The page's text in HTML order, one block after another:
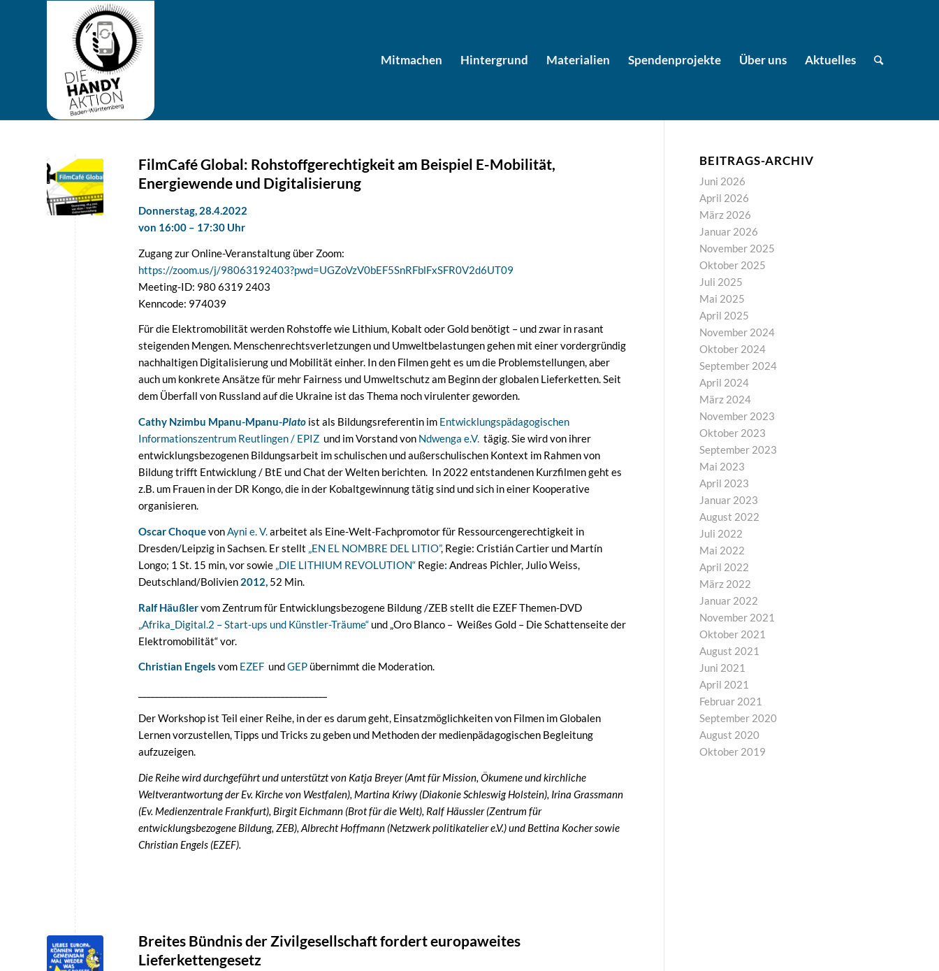
Mitmachen Hintergrund Materialien Spendenprojekte Über uns Aktuelles
FilmCafé Global: Rohstoffgerechtigkeit am Beispiel E-Mobilität,
Energiewende und Digitalisierung
Donnerstag, 28.4.2022
von 16:00 – 17:30 Uhr
Zugang zur Online-Veranstaltung über Zoom:
https://zoom.us/j/98063192403?pwd=UGZoVzV0bEF5SnRFblFxSFR0V2d6UT09
Meeting-ID: 980 6319 2403
Kenncode: 974039
Für die Elektromobilität werden Rohstoffe wie Lithium, Kobalt oder Gold benötigt – und zwar in rasant
steigenden Mengen. Menschenrechtsverletzungen und Umweltbelastungen gehen mit einer vordergründig
nachhaltigen Digitalisierung und Mobilität einher. In den Filmen geht es um die Problemstellungen, aber
auch um konkrete Ansätze für mehr Fairness und Umweltschutz am Beginn der globalen Lieferketten. Seit
dem Überfall von Russland auf die Ukraine ist das Thema noch virulenter geworden.
Cathy Nzimbu Mpanu-Mpanu-Plato ist als Bildungsreferentin im Entwicklungspädagogischen
Informationszentrum Reutlingen / EPIZ und im Vorstand von Ndwenga e.V. tägig. Sie wird von ihrer
entwicklungsbezogenen Bildungsarbeit im schulischen und außerschulischen Kontext im Rahmen von
Bildung trifft Entwicklung / BtE und Chat der Welten berichten. In 2022 entstandenen Kurzfilmen geht es
z.B. um Frauen in der DR Kongo, die in der Kobaltgewinnung tätig sind und sich in einer Kooperative
organisieren.
Oscar ChoquevonAyni e. V.arbeitet als Eine-Welt-Fachpromotor für Ressourcengerechtigkeit in
Dresden/Leipzig in Sachsen. Er stellt „EN EL NOMBRE DEL LITIO”, Regie: Cristián Cartier und Martín
Longo; 1 St. 15 min, vor sowie „DIE LITHIUM REVOLUTION“ Regie: Andreas Pichler, Julio Weiss,
Deutschland/Bolivien 2012, 52 Min.
Ralf Häußlervom Zentrum für Entwicklungsbezogene Bildung /ZEB stellt die EZEF Themen-DVD
„Afrika_Digital.2 – Start-ups und Künstler-Träume“ und „Oro Blanco – Weißes Gold – Die Schattenseite der
Elektromobilität“ vor.
Christian Engels vom EZEF undGEP übernimmt die Moderation.
Der Workshop ist Teil einer Reihe, in der es darum geht, Einsatzmöglichkeiten von Filmen im Globalen
Lernen vorzustellen, Tipps und Tricks zu geben und Methoden der medienpädagogischen Begleitung
aufzuzeigen.
Die Reihe wird durchgeführt und unterstützt von Katja Breyer (Amt für Mission, Ökumene und kirchliche
Weltverantwortung der Ev. Kirche von Westfalen), Martina Kriwy (Diakonie Schleswig Holstein), Irina Grassmann
(Ev. Medienzentrale Frankfurt), Birgit Eichmann (Brot für die Welt), Ralf Häussler (Zentrum für
entwicklungsbezogene Bildung, ZEB), Albrecht Hoffmann (Netzwerk politikatelier e.V.) und Bettina Kocher sowie
Christian Engels (EZEF).
Breites Bündnis der Zivilgesellschaft fordert europaweites
Lieferkettengesetz
BEITRAGS-ARCHIV
Juni 2026
April 2026
März 2026
Januar 2026
November 2025
Oktober 2025
Juli 2025
Mai 2025
April 2025
November 2024
Oktober 2024
September 2024
April 2024
März 2024
November 2023
Oktober 2023
September 2023
Mai 2023
April 2023
Januar 2023
August 2022
Juli 2022
Mai 2022
April 2022
März 2022
Januar 2022
November 2021
Oktober 2021
August 2021
Juni 2021
April 2021
Februar 2021
September 2020
August 2020
Oktober 2019